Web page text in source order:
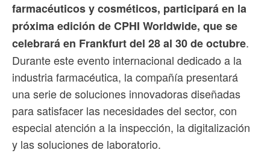
farmacéuticos y cosméticos, participará en la
próxima edición de CPHI Worldwide, que se
celebrará en Frankfurt del 28 al 30 de octubre.
Durante este evento internacional dedicado a la
industria farmacéutica, la compañía presentará
una serie de soluciones innovadoras diseñadas
para satisfacer las necesidades del sector, con
especial atención a la inspección, la digitalización
y las soluciones de laboratorio.